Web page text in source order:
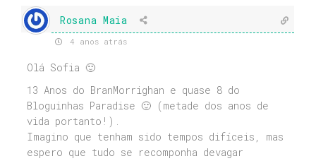
Rosana Maia
4 anos atrás
Olá Sofia 🙂
13 Anos do BranMorrighan e quase 8 do
Bloguinhas Paradise 🙂 (metade dos anos de
vida portanto!).
Imagino que tenham sido tempos difíceis, mas
espero que tudo se recomponha devagar